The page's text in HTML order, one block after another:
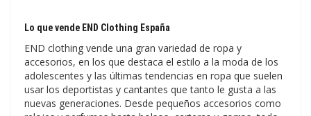
Lo que vende END Clothing España
END clothing vende una gran variedad de ropa y
accesorios, en los que destaca el estilo a la moda de los
adolescentes y las últimas tendencias en ropa que suelen
usar los deportistas y cantantes que tanto le gusta a las
nuevas generaciones. Desde pequeños accesorios como